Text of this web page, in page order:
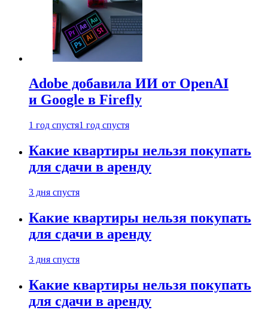
Adobe добавила ИИ от OpenAI
и Google в Firefly
1 год спустя1 год спустя
Какие квартиры нельзя покупать
для сдачи в аренду
3 дня спустя
Какие квартиры нельзя покупать
для сдачи в аренду
3 дня спустя
Какие квартиры нельзя покупать
для сдачи в аренду